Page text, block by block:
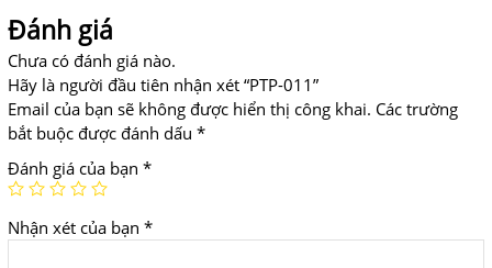
Đánh giá
Chưa có đánh giá nào.
Hãy là người đầu tiên nhận xét “PTP-011”
Email của bạn sẽ không được hiển thị công khai. Các trường
bắt buộc được đánh dấu *
Đánh giá của bạn *
Nhận xét của bạn *